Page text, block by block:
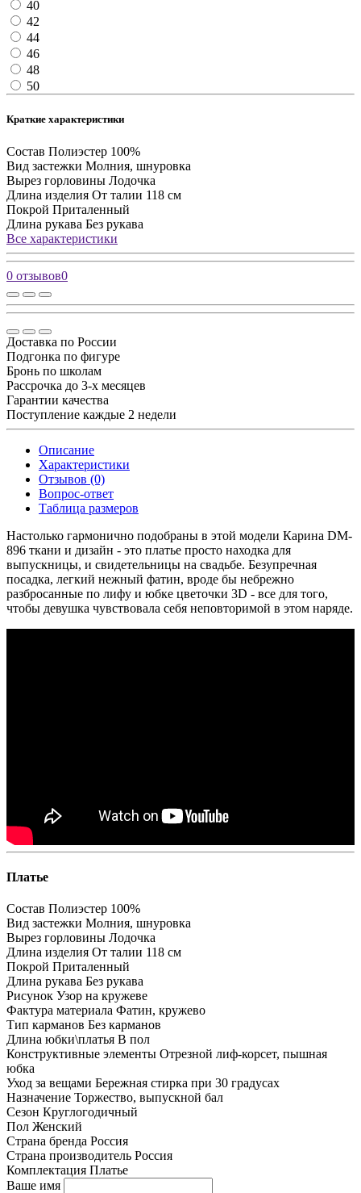
40
42
44
46
48
50
Краткие характеристики
Состав Полиэстер 100%
Вид застежки Молния, шнуровка
Вырез горловины Лодочка
Длина изделия От талии 118 см
Покрой Приталенный
Длина рукава Без рукава
Все характеристики
0 отзывов0
Доставка по России
Подгонка по фигуре
Бронь по школам
Рассрочка до 3-х месяцев
Гарантии качества
Поступление каждые 2 недели
Описание
Характеристики
Отзывов (0)
Вопрос-ответ
Таблица размеров
Настолько гармонично подобраны в этой модели Карина DM-
896 ткани и дизайн - это платье просто находка для
выпускницы, и свидетельницы на свадьбе. Безупречная
посадка, легкий нежный фатин, вроде бы небрежно
разбросанные по лифу и юбке цветочки 3D - все для того,
чтобы девушка чувствовала себя неповторимой в этом наряде.
Платье
Состав Полиэстер 100%
Вид застежки Молния, шнуровка
Вырез горловины Лодочка
Длина изделия От талии 118 см
Покрой Приталенный
Длина рукава Без рукава
Рисунок Узор на кружеве
Фактура материала Фатин, кружево
Тип карманов Без карманов
Длина юбки\платья В пол
Конструктивные элементы Отрезной лиф-корсет, пышная
юбка
Уход за вещами Бережная стирка при 30 градусах
Назначение Торжество, выпускной бал
Сезон Круглогодичный
Пол Женский
Страна бренда Россия
Страна производитель Россия
Комплектация Платье
Ваше имя